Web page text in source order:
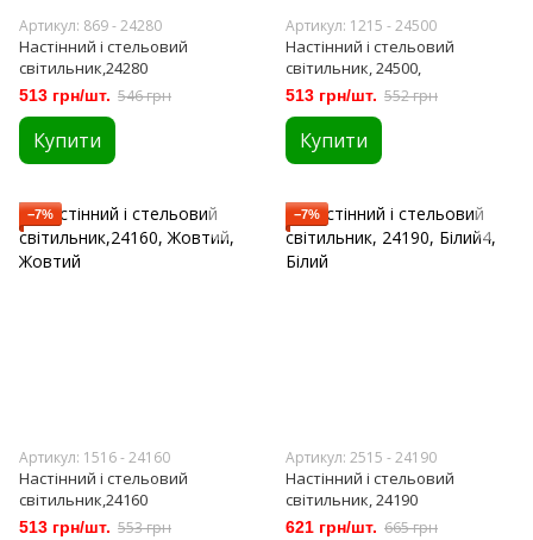
Артикул: 869 - 24280
Настінний і стельовий
світильник,24280
513 грн/шт. 546 грн
Купити
Артикул: 1215 - 24500
Настінний і стельовий
світильник, 24500,
513 грн/шт. 552 грн
Купити
−7%
Артикул: 1516 - 24160
Настінний і стельовий
світильник,24160
513 грн/шт. 553 грн
−7%
Артикул: 2515 - 24190
Настінний і стельовий
світильник, 24190
621 грн/шт. 665 грн